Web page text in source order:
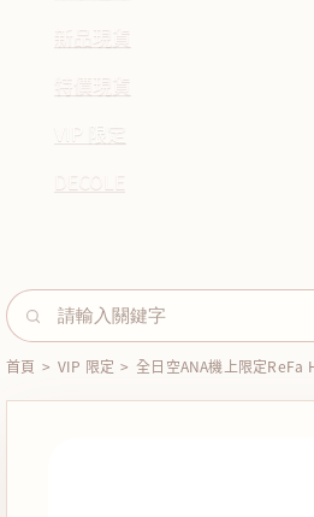
新品現貨
特價現貨
VIP 限定
首頁 > VIP 限定 > 全日空ANA機上限定ReFa